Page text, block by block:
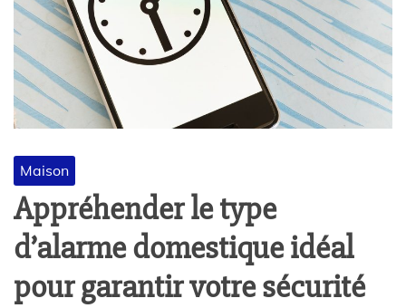
Maison
Appréhender le type
d’alarme domestique idéal
pour garantir votre sécurité